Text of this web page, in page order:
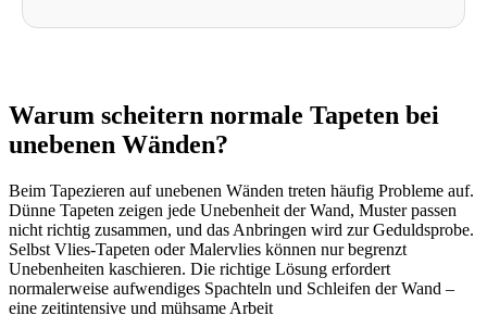
Warum scheitern normale Tapeten bei
unebenen Wänden?
Beim Tapezieren auf unebenen Wänden treten häufig Probleme auf.
Dünne Tapeten zeigen jede Unebenheit der Wand, Muster passen
nicht richtig zusammen, und das Anbringen wird zur Geduldsprobe.
Selbst Vlies-Tapeten oder Malervlies können nur begrenzt
Unebenheiten kaschieren. Die richtige Lösung erfordert
normalerweise aufwendiges Spachteln und Schleifen der Wand –
eine zeitintensive und mühsame Arbeit